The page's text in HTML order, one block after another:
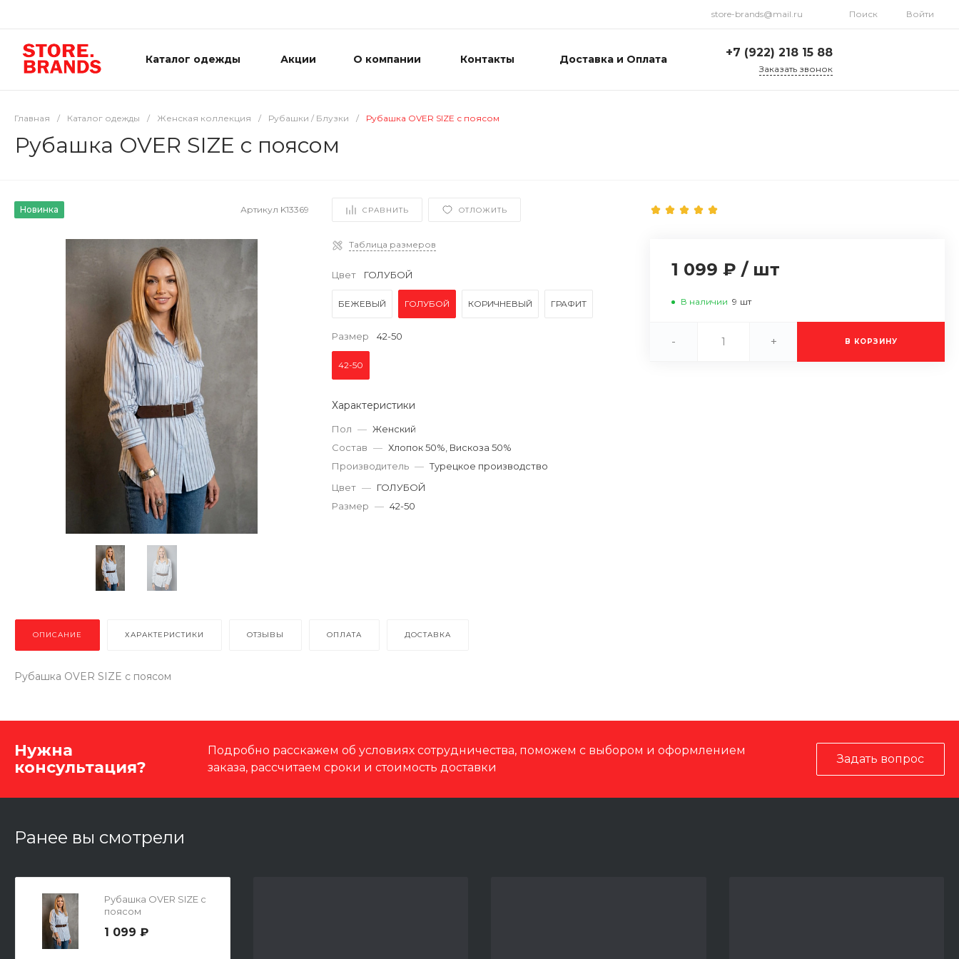
store-brands@mail.ru Поиск Войти
Каталог одежды Акции О компании Контакты Доставка и Оплата
+7 (922) 218 15 88
Заказать звонок
Главная / Каталог одежды / Женская коллекция / Рубашки / Блузки / Рубашка OVER SIZE с поясом
Рубашка OVER SIZE с поясом
Новинка Артикул K13369 СРАВНИТЬ ОТЛОЖИТЬ
Таблица размеров
Цвет ГОЛУБОЙ
БЕЖЕВЫЙ ГОЛУБОЙ КОРИЧНЕВЫЙ ГРАФИТ
Размер 42-50
42-50
Характеристики
Пол — Женский
Состав — Хлопок 50%, Вискоза 50%
Производитель — Турецкое производство
Цвет — ГОЛУБОЙ
Размер — 42-50
1 099 ₽ / шт
В наличии 9 шт
- + В КОРЗИНУ
ОПИСАНИЕ ХАРАКТЕРИСТИКИ ОТЗЫВЫ ОПЛАТА ДОСТАВКА
Рубашка OVER SIZE с поясом
Нужна
консультация?
Подробно расскажем об условиях сотрудничества, поможем с выбором и оформлением
заказа, рассчитаем сроки и стоимость доставки
Задать вопрос
Ранее вы смотрели
Рубашка OVER SIZE с
поясом
1 099 ₽